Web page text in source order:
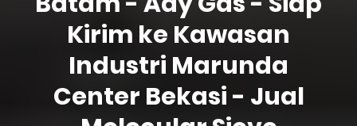
Kirim ke Kawasan
Industri Marunda
Center Bekasi - Jual